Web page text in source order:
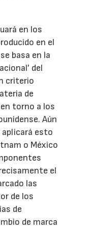
en los
en el
basa en la
del
criterio
de
torno a los
Aún
esto
o México
el
las
de los
de
de marca